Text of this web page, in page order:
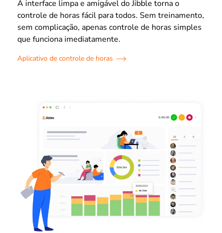
A interface limpa e amigável do Jibble torna o
controle de horas fácil para todos. Sem treinamento,
sem complicação, apenas controle de horas simples
que funciona imediatamente.
Aplicativo de controle de horas